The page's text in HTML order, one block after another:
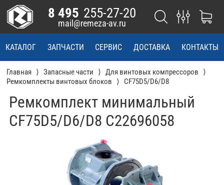
КАТАЛОГ ЗАПЧАСТИ СЕРВИС ДОСТАВКА КОНТАКТЫ
8 495 255-27-20
mail@remeza-av.ru
Главная Запасные части
Для винтовых компрессоров
Ремкомплекты винтовых блоков
CF75D5/D6/D8
Ремкомплект минимальный
CF75D5/D6/D8 С22696058